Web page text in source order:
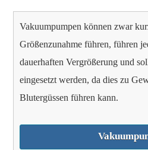
Vakuumpumpen können zwar
Größenzunahme führen, führen
dauerhaften Vergrößerung und
eingesetzt werden, da dies zu
Blutergüssen führen kann.